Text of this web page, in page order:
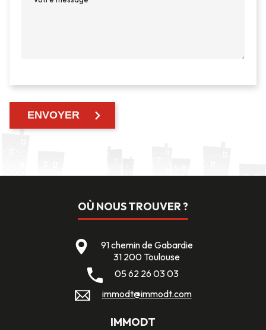
OÙ NOUS TROUVER ?
91 chemin de Gabardie
31 200 Toulouse
05 62 26 03 03
immodt@immodt.com
IMMODT